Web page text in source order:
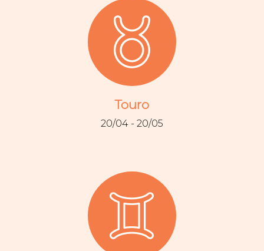
Touro
20/04 - 20/05